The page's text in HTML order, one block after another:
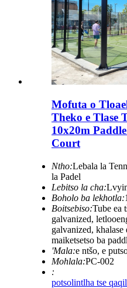
Mofuta o
Theko e Tlase
10x20m
Court
Ntho:Lebala la
la Padel
Lebitso la cha:
Boholo ba lekhotla:
Boitsebiso:Tube ea
galvanized,
galvanized,
maiketsetso ba
'Mala:e ntšo, e
Mohlala:PC-002
:
potsolintlha tse